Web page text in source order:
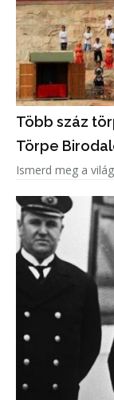
Több száz
Törpe
Ismerd meg a